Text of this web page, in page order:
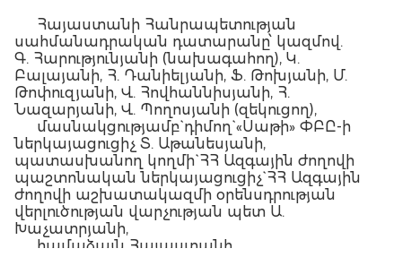
Հայաստանի Հանրապետության
սահմանադրական դատարանը՝ կազմով.
Գ. Հարությունյանի (նախագահող), Կ.
Բալայանի, Հ. Դանիելյանի, Ֆ. Թոխյանի, Մ.
Թոփուզյանի, Վ. Հովհաննիսյանի, Հ.
Նազարյանի, Վ. Պողոսյանի (զեկուցող),
մասնակցությամբ` դիմող` «Սաթի» ՓԲԸ-ի
ներկայացուցիչ Տ. Աթանեսյանի,
պատասխանող կողմի` ՀՀ Ազգային ժողովի
պաշտոնական ներկայացուցիչ` ՀՀ Ազգային
ժողովի աշխատակազմի օրենսդրության
վերլուծության վարչության պետ Ա.
Խաչատրյանի,
համաձայն Հայաստանի